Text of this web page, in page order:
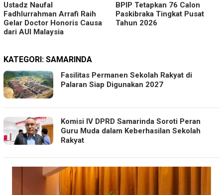
Ustadz Naufal
Fadhlurrahman Arrafi Raih
Gelar Doctor Honoris Causa
dari AUI Malaysia
BPIP Tetapkan 76 Calon
Paskibraka Tingkat Pusat
Tahun 2026
KATEGORI: SAMARINDA
Fasilitas Permanen Sekolah Rakyat di
Palaran Siap Digunakan 2027
Komisi IV DPRD Samarinda Soroti Peran
Guru Muda dalam Keberhasilan Sekolah
Rakyat